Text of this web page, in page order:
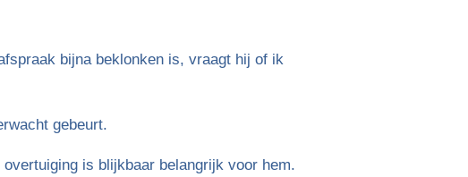
bijna beklonken is, vraagt hij of ik
gebeurt.
is blijkbaar belangrijk voor hem.